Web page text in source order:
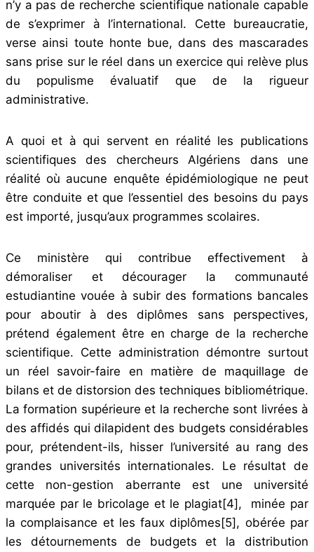
n’y a pas de recherche scientifique nationale capable
de s’exprimer à l’international. Cette bureaucratie,
verse ainsi toute honte bue, dans des mascarades
sans prise sur le réel dans un exercice qui relève plus
du populisme évaluatif que de la rigueur
administrative.
A quoi et à qui servent en réalité les publications
scientifiques des chercheurs Algériens dans une
réalité où aucune enquête épidémiologique ne peut
être conduite et que l’essentiel des besoins du pays
est importé, jusqu’aux programmes scolaires.
Ce ministère qui contribue effectivement à
démoraliser et décourager la communauté
estudiantine vouée à subir des formations bancales
pour aboutir à des diplômes sans perspectives,
prétend également être en charge de la recherche
scientifique. Cette administration démontre surtout
un réel savoir-faire en matière de maquillage de
bilans et de distorsion des techniques bibliométrique.
La formation supérieure et la recherche sont livrées à
des affidés qui dilapident des budgets considérables
pour, prétendent-ils, hisser l’université au rang des
grandes universités internationales. Le résultat de
cette non-gestion aberrante est une université
marquée par le bricolage et le plagiat[4], minée par
la complaisance et les faux diplômes[5], obérée par
les détournements de budgets et la distribution